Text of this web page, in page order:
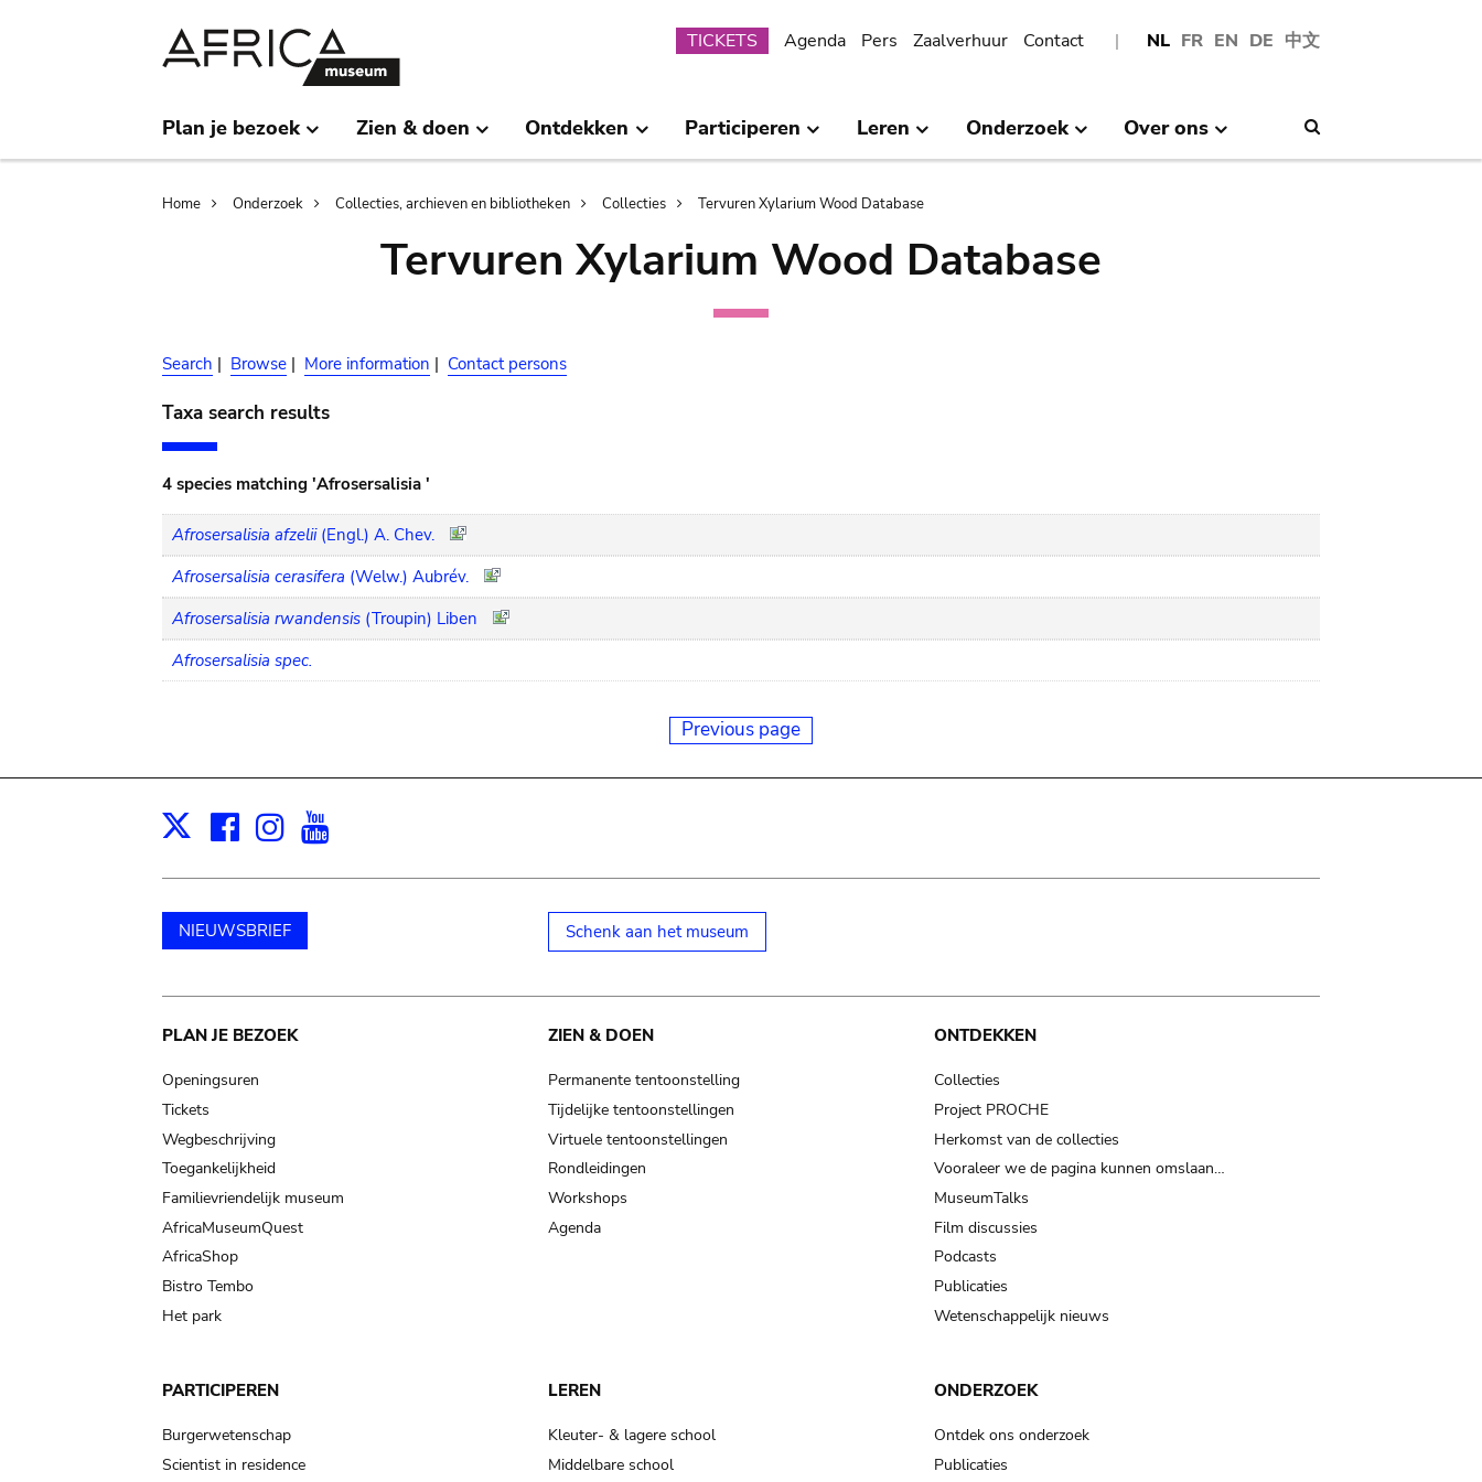
NL FR EN DE 中文
Submenu
TICKETS Agenda Pers Zaalverhuur Contact
Plan je bezoek Zien & doen Ontdekken Participeren Leren Onderzoek Over ons
Breadcrumb
Home Onderzoek Collecties, archieven en bibliotheken Collecties Tervuren Xylarium Wood Database
Tervuren Xylarium Wood Database
Search | Browse | More information | Contact persons
Taxa search results
4 species matching 'Afrosersalisia '
Afrosersalisia afzelii (Engl.) A. Chev.
Afrosersalisia cerasifera (Welw.) Aubrév.
Afrosersalisia rwandensis (Troupin) Liben
Afrosersalisia spec.
Previous page
X Facebook
Instagram
NIEUWSBRIEF Schenk aan het museum
Main
navigation
PLAN JE BEZOEK
Openingsuren
Tickets
Wegbeschrijving
Toegankelijkheid
Familievriendelijk museum
AfricaMuseumQuest
AfricaShop
Bistro Tembo
Het park
ZIEN & DOEN
Permanente tentoonstelling
Tijdelijke tentoonstellingen
Virtuele tentoonstellingen
Rondleidingen
Workshops
Agenda
ONTDEKKEN
Collecties
Project PROCHE
Herkomst van de collecties
Vooraleer we de pagina kunnen omslaan…
MuseumTalks
Film discussies
Podcasts
Publicaties
Wetenschappelijk nieuws
PARTICIPEREN
Burgerwetenschap
Scientist in residence
LEREN
Kleuter- & lagere school
Middelbare school
ONDERZOEK
Ontdek ons onderzoek
Publicaties